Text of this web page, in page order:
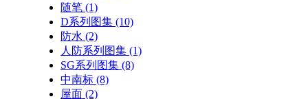
随笔 (1)
D系列图集 (10)
防水 (2)
人防系列图集 (1)
SG系列图集 (8)
中南标 (8)
屋面 (2)